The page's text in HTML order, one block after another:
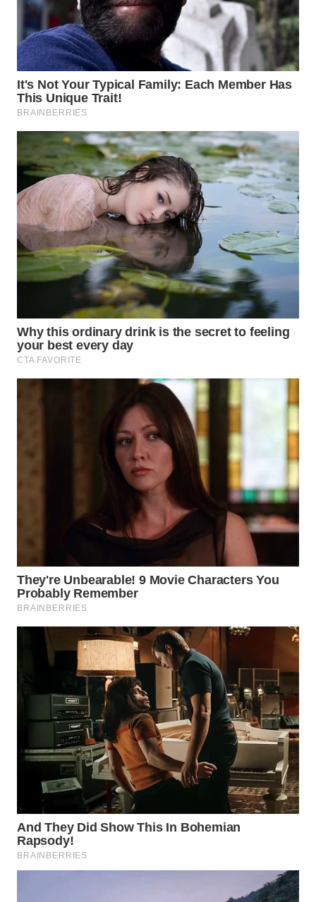
WN
MANDALIKA
WN
LIKUPANG
LABUANBAJO
WN
BORNEO
Wahana
Media
Group
WAHANA
TANI
INFRASTRUKTUR
LISTRIK
WAHANA
WAHANA
TV
WAHANANEWS
ID
WAHANANEWS
CO ID
WAHANANEWS
NET
WAHANA